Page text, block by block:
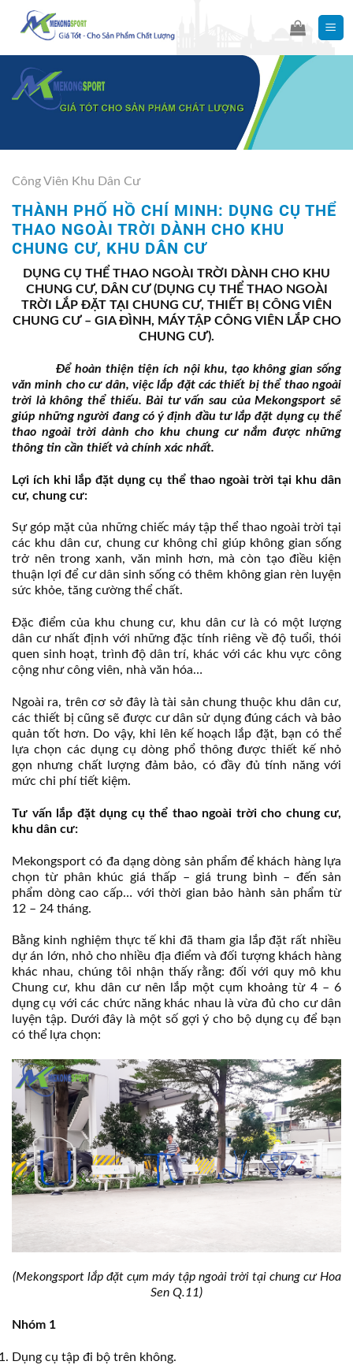
content
Công Viên Khu Dân Cư
THÀNH PHỐ HỒ CHÍ MINH: DỤNG CỤ THỂ
THAO NGOÀI TRỜI DÀNH CHO KHU
CHUNG CƯ, KHU DÂN CƯ
DỤNG CỤ THỂ THAO NGOÀI TRỜI DÀNH CHO KHU
CHUNG CƯ, DÂN CƯ (DỤNG CỤ THỂ THAO NGOÀI
TRỜI LẮP ĐẶT TẠI CHUNG CƯ, THIẾT BỊ CÔNG VIÊN
CHUNG CƯ – GIA ĐÌNH, MÁY TẬP CÔNG VIÊN LẮP CHO
CHUNG CƯ).
Để hoàn thiện tiện ích nội khu, tạo không gian sống
văn minh cho cư dân, việc lắp đặt các thiết bị thể thao ngoài
trời là không thể thiếu. Bài tư vấn sau của Mekongsport sẽ
giúp những người đang có ý định đầu tư lắp đặt dụng cụ thể
thao ngoài trời dành cho khu chung cư nắm được những
thông tin cần thiết và chính xác nhất.
Lợi ích khi lắp đặt dụng cụ thể thao ngoài trời tại khu dân
cư, chung cư:
Sự góp mặt của những chiếc máy tập thể thao ngoài trời tại
các khu dân cư, chung cư không chỉ giúp không gian sống
trở nên trong xanh, văn minh hơn, mà còn tạo điều kiện
thuận lợi để cư dân sinh sống có thêm không gian rèn luyện
sức khỏe, tăng cường thể chất.
Đặc điểm của khu chung cư, khu dân cư là có một lượng
dân cư nhất định với những đặc tính riêng về độ tuổi, thói
quen sinh hoạt, trình độ dân trí, khác với các khu vực công
cộng như công viên, nhà văn hóa…
Ngoài ra, trên cơ sở đây là tài sản chung thuộc khu dân cư,
các thiết bị cũng sẽ được cư dân sử dụng đúng cách và bảo
quản tốt hơn. Do vậy, khi lên kế hoạch lắp đặt, bạn có thể
lựa chọn các dụng cụ dòng phổ thông được thiết kế nhỏ
gọn nhưng chất lượng đảm bảo, có đầy đủ tính năng với
mức chi phí tiết kiệm.
Tư vấn lắp đặt dụng cụ thể thao ngoài trời cho chung cư,
khu dân cư:
Mekongsport có đa dạng dòng sản phẩm để khách hàng lựa
chọn từ phân khúc giá thấp – giá trung bình – đến sản
phẩm dòng cao cấp… với thời gian bảo hành sản phẩm từ
12 – 24 tháng.
Bằng kinh nghiệm thực tế khi đã tham gia lắp đặt rất nhiều
dự án lớn, nhỏ cho nhiều địa điểm và đối tượng khách hàng
khác nhau, chúng tôi nhận thấy rằng: đối với quy mô khu
Chung cư, khu dân cư nên lắp một cụm khoảng từ 4 – 6
dụng cụ với các chức năng khác nhau là vừa đủ cho cư dân
luyện tập. Dưới đây là một số gợi ý cho bộ dụng cụ để bạn
có thể lựa chọn:
(Mekongsport lắp đặt cụm máy tập ngoài trời tại chung cư Hoa
Sen Q.11)
Nhóm 1
Dụng cụ tập đi bộ trên không.